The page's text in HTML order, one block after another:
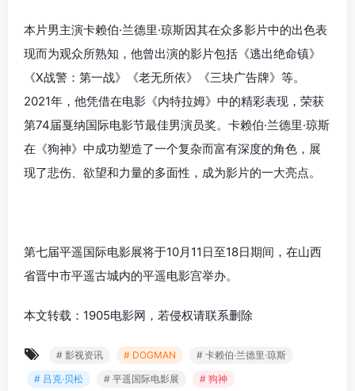
本片男主演卡赖伯·兰德里·琼斯因其在众多影片中的出色表
现而为观众所熟知，他曾出演的影片包括《逃出绝命镇》
《X战警：第一战》《老无所依》《三块广告牌》等。
2021年，他凭借在电影《内特拉姆》中的精彩表现，荣获
第74届戛纳国际电影节最佳男演员奖。卡赖伯·兰德里·琼斯
在《狗神》中成功塑造了一个复杂而富有深度的角色，展
现了悲伤、欲望和力量的多面性，成为影片的一大亮点。
第七届平遥国际电影展将于10月11日至18日期间，在山西
省晋中市平遥古城内的平遥电影宫举办。
本文转载：1905电影网，若侵权请联系删除
# 影视资讯 # DOGMAN
# 卡赖伯·兰德里·琼斯
# 吕克·贝松
# 平遥国际电影展 # 狗神